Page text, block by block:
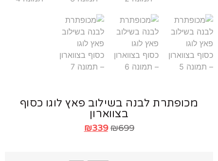
מכופתרת לבנה בשילוב פאץ לוגו כסוף
בצווארון
₪
₪339